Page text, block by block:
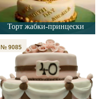
Торт жабки-принцески
№ 9085